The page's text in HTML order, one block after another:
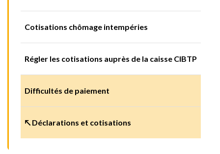
Cotisations chômage intempéries
Régler les cotisations auprès de la caisse CIBTP
Difficultés de paiement
↖ Déclarations et cotisations